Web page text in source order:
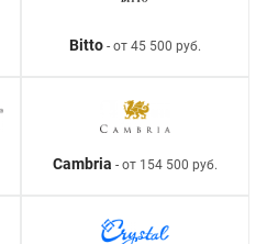
Bitto - от 45 500 руб.
Cambria - от 154 500 руб.